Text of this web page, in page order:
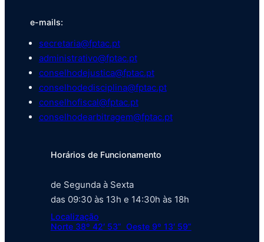
e-mails:
secretaria@fptac.pt
administrativo@fptac.pt
conselhodejustica@fptac.pt
conselhodedisciplina@fptac.pt
conselhofiscal@fptac.pt
conselhodearbitragem@fptac.pt
Horários de Funcionamento
de Segunda à Sexta
das 09:30 às 13h e 14:30h às 18h
Localização
Norte 38º 42′ 53” Oeste 9º 13′ 59”